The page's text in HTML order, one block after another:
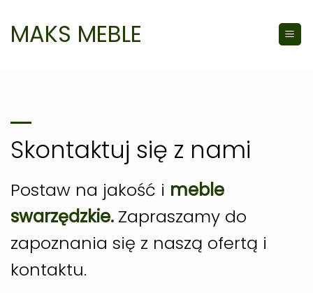
content
MAKS MEBLE
Skontaktuj się z nami
Postaw na jakość i meble
swarzędzkie. Zapraszamy do
zapoznania się z naszą ofertą i
kontaktu.